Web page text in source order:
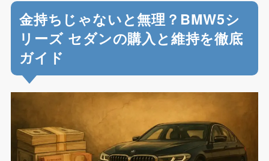
金持ちじゃないと無理？BMW5シ
リーズ セダンの購入と維持を徹底
ガイド